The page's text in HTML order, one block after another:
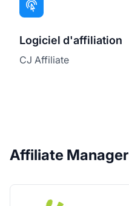
Logiciel d'affiliation
CJ Affiliate
Affiliate Manager